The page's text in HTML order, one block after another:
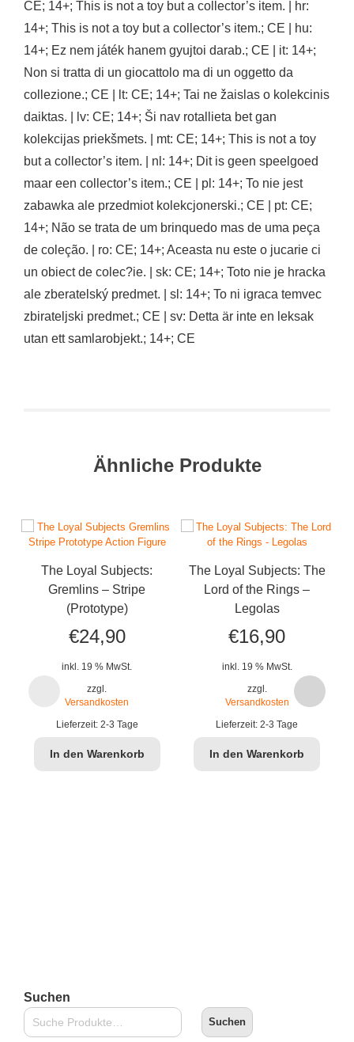
CE; 14+; This is not a toy but a collector’s item. | hr:
14+; This is not a toy but a collector’s item.; CE | hu:
14+; Ez nem játék hanem gyujtoi darab.; CE | it: 14+;
Non si tratta di un giocattolo ma di un oggetto da
collezione.; CE | lt: CE; 14+; Tai ne žaislas o kolekcinis
daiktas. | lv: CE; 14+; Ši nav rotallieta bet gan
kolekcijas priekšmets. | mt: CE; 14+; This is not a toy
but a collector’s item. | nl: 14+; Dit is geen speelgoed
maar een collector’s item.; CE | pl: 14+; To nie jest
zabawka ale przedmiot kolekcjonerski.; CE | pt: CE;
14+; Não se trata de um brinquedo mas de uma peça
de coleção. | ro: CE; 14+; Aceasta nu este o jucarie ci
un obiect de colec?ie. | sk: CE; 14+; Toto nie je hracka
ale zberatelský predmet. | sl: 14+; To ni igraca temvec
zbirateljski predmet.; CE | sv: Detta är inte en leksak
utan ett samlarobjekt.; 14+; CE
Ähnliche Produkte
The Loyal Subjects:
Gremlins – Stripe
(Prototype)
€24,90
inkl. 19 % MwSt.
zzgl.
Versandkosten
Lieferzeit: 2-3 Tage
In den Warenkorb
The Loyal Subjects: The
Lord of the Rings –
Legolas
€16,90
inkl. 19 % MwSt.
zzgl.
Versandkosten
Lieferzeit:2-3 Tage
In den Warenkorb
Suchen
Suchen